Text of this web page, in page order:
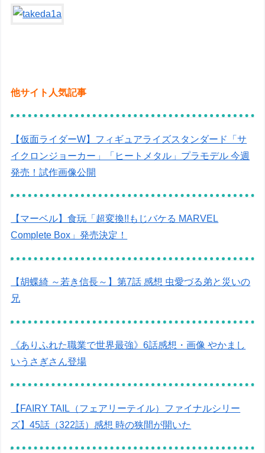
他サイト人気記事
【仮面ライダーW】フィギュアライズスタンダード「サ
イクロンジョーカー」「ヒートメタル」プラモデル 今週
発売！試作画像公開
【マーベル】食玩「超変換!!もじバケる MARVEL
Complete Box」発売決定！
【胡蝶綺 ～若き信長～】第7話 感想 虫愛づる弟と災いの
兄
《ありふれた職業で世界最強》6話感想・画像 やかまし
いうさぎさん登場
【FAIRY TAIL（フェアリーテイル）ファイナルシリー
ズ】45話（322話）感想 時の狭間が開いた